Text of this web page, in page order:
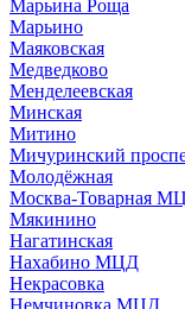
Марьина Роща
Марьино
Маяковская
Медведково
Менделеевская
Минская
Митино
Мичуринский
Молодёжная
Москва-Товарная
Мякинино
Нагатинская
Нахабино МЦД
Некрасовка
Немчиновка МЦД